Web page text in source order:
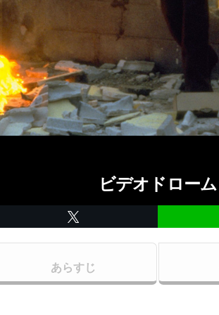
ビデオドローム
あらすじ